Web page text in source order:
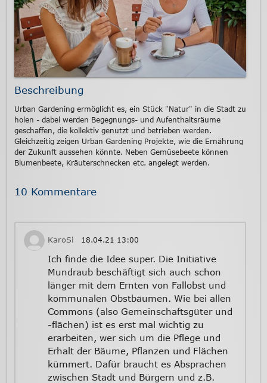
Beschreibung
Urban Gardening ermöglicht es, ein Stück "Natur" in die Stadt zu
holen - dabei werden Begegnungs- und Aufenthaltsräume
geschaffen, die kollektiv genutzt und betrieben werden.
Gleichzeitig zeigen Urban Gardening Projekte, wie die Ernährung
der Zukunft aussehen könnte. Neben Gemüsebeete können
Blumenbeete, Kräuterschnecken etc. angelegt werden.
10 Kommentare
KaroSi 18.04.21 13:00
Ich finde die Idee super. Die Initiative
Mundraub beschäftigt sich auch schon
länger mit dem Ernten von Fallobst und
kommunalen Obstbäumen. Wie bei allen
Commons (also Gemeinschaftsgüter und
-flächen) ist es erst mal wichtig zu
erarbeiten, wer sich um die Pflege und
Erhalt der Bäume, Pflanzen und Flächen
kümmert. Dafür braucht es Absprachen
zwischen Stadt und Bürgern und z.B.